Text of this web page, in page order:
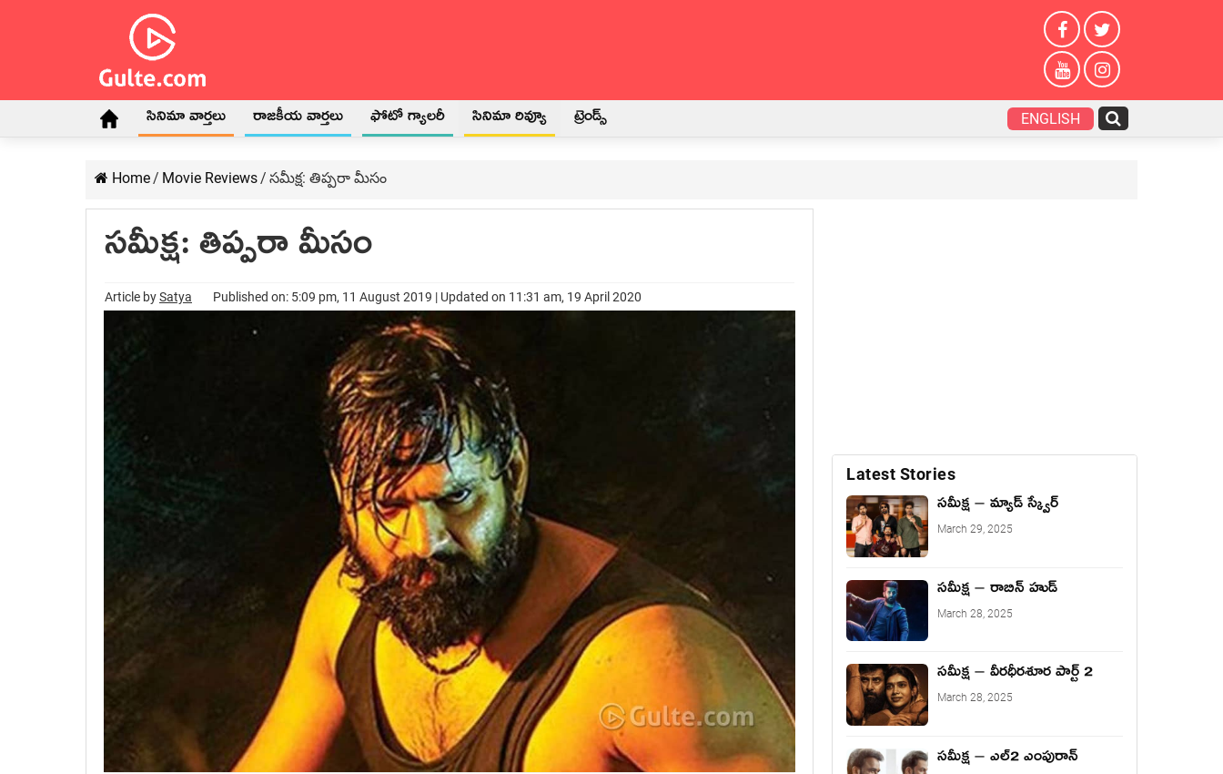
సినిమా వార్తలు రాజకీయ వార్తలు ఫోటో గ్యాలరీ సినిమా రివ్యూ ట్రెండ్స్ ENGLISH
Home/ Movie Reviews/ సమీక్ష: తిప్ప‌రా మీసం
సమీక్ష: తిప్ప‌రా మీసం
Article bySatya Published on: 5:09 pm, 11 August 2019 | Updated on 11:31 am, 19 April 2020
Latest Stories
సమీక్ష – మ్యాడ్ స్క్వేర్
March 29, 2025
సమీక్ష – రాబిన్ హుడ్
March 28, 2025
సమీక్ష – వీరధీరశూర పార్ట్ 2
March 28, 2025
సమీక్ష – ఎల్2 ఎంపురాన్